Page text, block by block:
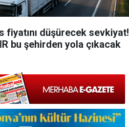
fiyatını düşürecek sevkiyat!
bu şehirden yola çıkacak